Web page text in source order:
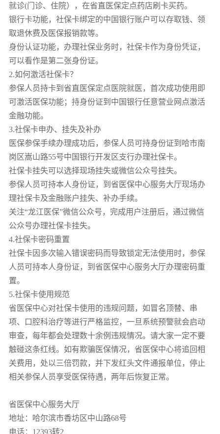
就诊(门诊、住院），在省直医保定点药店刷卡买药。
银行卡功能，社保卡绑定的中国银行账户可以存取钱、领
取退休费及医保报销款等。
身份认证功能，办理社保业务时，社保卡作为身份凭证，
可以看作是第二张身份证。
2.如何激活社保卡？
参保人员持卡到省直医保定点医院就医，首次成功使用即
可激活医保功能；持身份证到中国银行任意营业网点激活
金融功能。
3.社保卡申办、挂失及补办
医保参保手续办理成功后，参保人员可持身份证到哈市南
岗区嵩山路55号中国银行开发区支行办理社保卡。
社保卡挂失可以选择现场挂失或微信公众号挂失。
参保人员可持本人身份证，到省医保中心服务大厅现场办
理社保卡及金融账户挂失、补办手续。
关注“龙江医保”微信公众号，完成用户注册后，通过微信
公众号办理社保卡挂失。
4.社保卡密码重置
社保卡因多次输入错误密码而导致锁定无法使用时，参保
人员可持本人身份证，到省医保中心服务大厅办理密码重
置。
5.社保卡使用规范
省医保中心对社保卡使用的违规问题，如冒名顶替、串
项、口腔科治疗等进行严格监控，一旦系统预警就会启动
审查，每年都会处理数十余例违规情况。请大家一定不要
触碰这条红线。如有欺骗医保情况，省医保中心将追回相
关费用，处以三倍罚款，并下发红头文件通报单位，停止
相关参保人员享受医保待遇，两年后恢复正常。
省医保中心服务大厅
地址：哈尔滨市香坊区中山路68号
电话：12393转2